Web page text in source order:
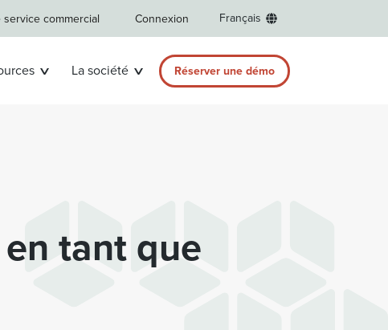
commercial Connexion Français
La société Réserver une démo
tant que